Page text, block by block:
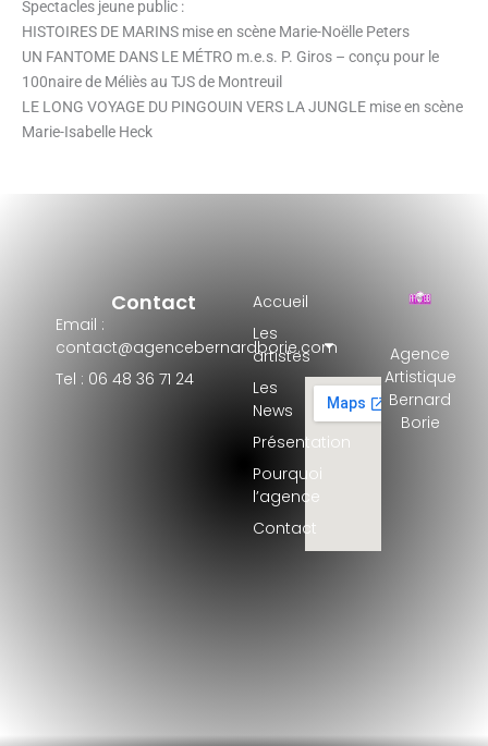
Spectacles jeune public :
HISTOIRES DE MARINS mise en scène Marie-Noëlle Peters
UN FANTOME DANS LE MÉTRO m.e.s. P. Giros – conçu pour le
100naire de Méliès au TJS de Montreuil
LE LONG VOYAGE DU PINGOUIN VERS LA JUNGLE mise en scène
Marie-Isabelle Heck
Agence
Artistique
Bernard
Borie
Contact
Email :
contact@agencebernardborie.com
Tel : 06 48 36 71 24
Accueil
Les
artistes
Les
News
Présentation
Pourquoi
l’agence
Contact